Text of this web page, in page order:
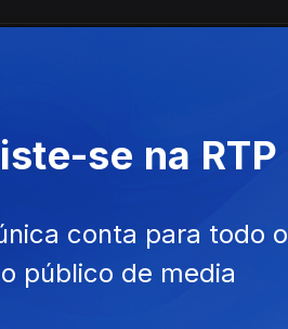
Temas: Alerta da FAO e
EPSO - Serviço Europeu
a Ordem Europeia do
de Cuidados;
se na RTP
conta para todo o
público de media